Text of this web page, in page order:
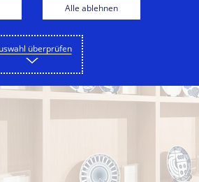
Alle ablehnen
überprüfen